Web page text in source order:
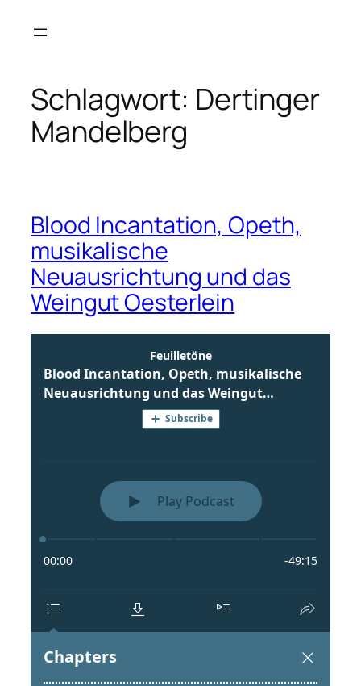
Inhalt
Schlagwort: Dertinger
Mandelberg
Blood Incantation, Opeth,
musikalische
Neuausrichtung und das
Weingut Oesterlein